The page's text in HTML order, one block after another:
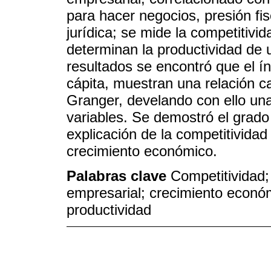
para hacer negocios, presión
jurídica; se mide la
determinan la productividad de
resultados se encontró que el
cápita, muestran una relación
Granger, develando con ello
variables. Se demostró el
explicación de la
crecimiento económico.
Palabras clave
empresarial; crecimiento
productividad